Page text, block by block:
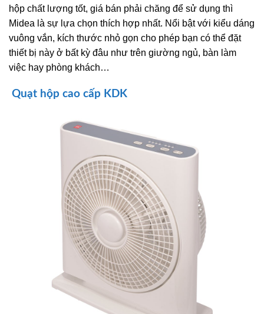
hộp chất lượng tốt, giá bán phải chăng để sử dụng thì
Midea là sự lựa chọn thích hợp nhất. Nổi bật với kiểu dáng
vuông vắn, kích thước nhỏ gọn cho phép bạn có thể đặt
thiết bị này ở bất kỳ đâu như trên giường ngủ, bàn làm
việc hay phòng khách…
Quạt hộp cao cấp KDK